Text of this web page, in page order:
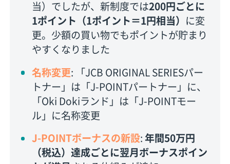
当）でしたが、新制度では200円ごとに
1ポイント（1ポイント＝1円相当） に変
更。少額の買い物でもポイントが貯まり
やすくなりました
名称変更: 「JCB ORIGINAL SERIESパー
トナー」は「J-POINTパートナー」に、
「Oki Dokiランド」は「J-POINTモー
ル」に名称変更
J-POINTボーナスの新設:年間50万円
（税込）達成ごとに翌月ボーナスポイン